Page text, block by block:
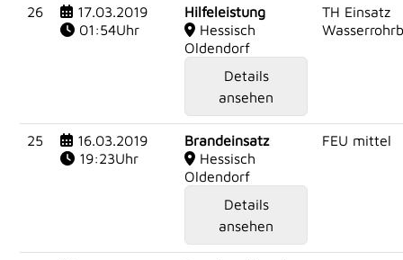
26
17.03.2019
01:54Uhr
Hilfeleistung
Hessisch
Oldendorf
Details
ansehen
TH Einsatz
25
16.03.2019
19:23Uhr
Brandeinsatz
Hessisch
Oldendorf
Details
ansehen
FEU mittel